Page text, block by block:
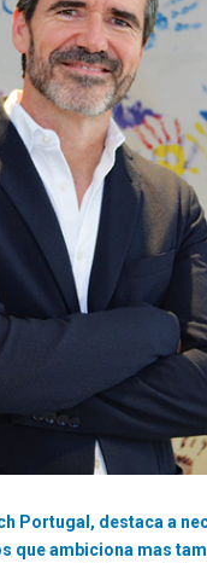
Portugal, destaca a
ambiciona mas